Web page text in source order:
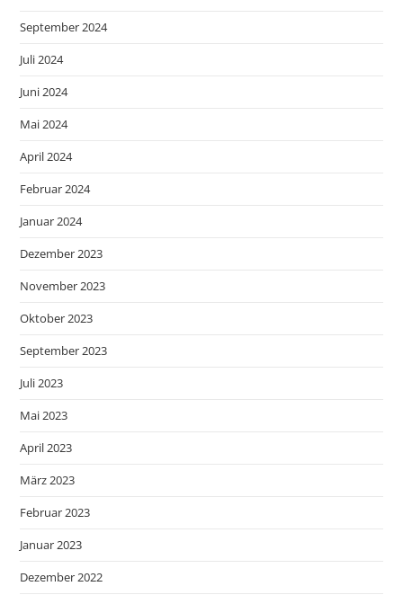
September 2024
Juli 2024
Juni 2024
Mai 2024
April 2024
Februar 2024
Januar 2024
Dezember 2023
November 2023
Oktober 2023
September 2023
Juli 2023
Mai 2023
April 2023
März 2023
Februar 2023
Januar 2023
Dezember 2022